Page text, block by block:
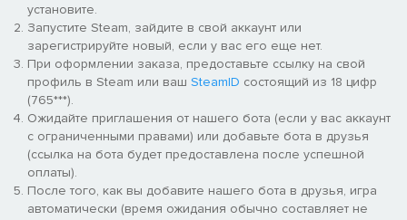
Новаторская многопользовательская игра: Игроки
управляют командами из трех компьютерных игроков в
битве разума и опыта для выполнения настоящих целей.
Отмеченная наградами команда: Gearbox Software, создатели
Half-Life Opposing Force и разработчики James Bond: Nightfire,
Counter-Strike и Halo (ПК).
установите.
Запустите Steam, зайдите в свой аккаунт или
зарегистрируйте новый, если у вас его еще нет.
При оформлении заказа, предоставьте ссылку на свой
профиль в Steam или ваш SteamID состоящий из 18 цифр
(765***).
Ожидайте приглашения от нашего бота (если у вас аккаунт
с ограниченными правами) или добавьте бота в друзья
(ссылка на бота будет предоставлена после успешной
оплаты).
После того, как вы добавите нашего бота в друзья, игра
автоматически (время ожидания обычно составляет не